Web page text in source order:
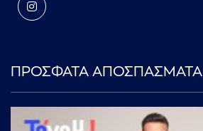
ΠΡΟΣΦΑΤΑ ΑΠΟΣΠΑΣΜΑΤΑ